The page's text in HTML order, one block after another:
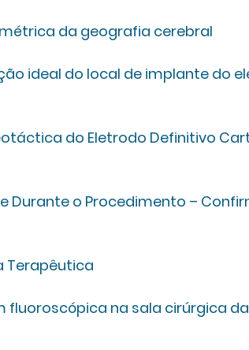
da geografia cerebral
ideal do local de implante do
do Eletrodo Definitivo
Durante o Procedimento –
Terapêutica
fluoroscópica na sala cirúrgica